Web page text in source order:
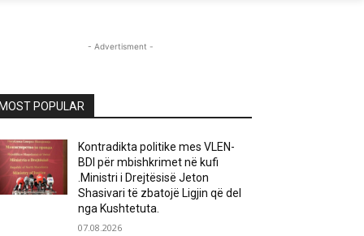
- Advertisment -
MOST POPULAR
Kontradikta politike mes VLEN-
BDI për mbishkrimet në kufi
.Ministri i Drejtësisë Jeton
Shasivari të zbatojë Ligjin që del
nga Kushtetuta.
07.08.2026